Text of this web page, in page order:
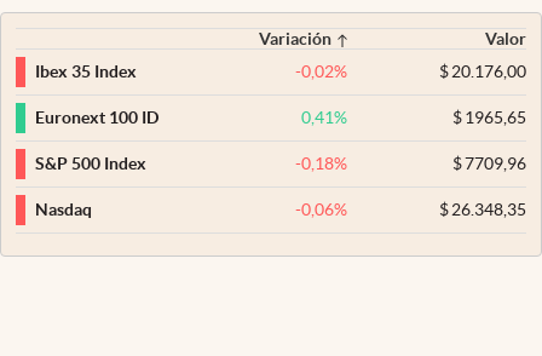
Variación
Valor
Ibex 35 Index
-0,02% $20.176,00
Euronext 100 ID 0,41% $1965,65
S&P 500 Index -0,18% $7709,96
Nasdaq -0,06% $26.348,35